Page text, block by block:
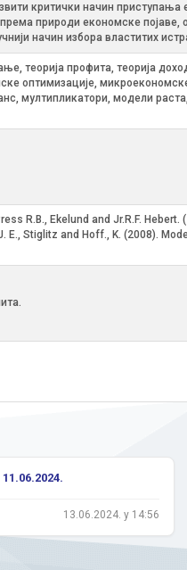
критички начин
природи економске појаве,
начин избора властитих
теорија профита, теорија
оптимизације,
мултипликатори, модели
R.B., Ekelund and Jr.R.F.
E., Stiglitz and Hoff., K. (2008).
13.06.2024. у 14:56